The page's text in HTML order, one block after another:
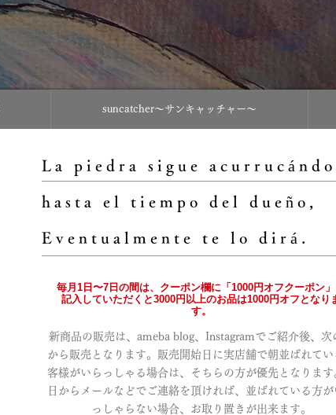
suncatcher〜サンキャッチャー〜
La piedra sigue
hasta el tiempo del dueño,
Eventualmente te lo dirá.
毎月1日〜7日の間は、クーポン欄に「1000円オフクーポン」
記入していただくと3000円以上のお品は1000円オフとなり
す。
新商品の販売は、ameba blog、Instagramでご紹介後、次
から販売となります。販売開始日に実店舗で朝並ばれてい
客様がいらっしゃる場合は、そちらの方が優先となります
日からメールなどでご連絡を頂ければ、並ばれている方が
っしゃらない場合、お取り置きが出来ます。